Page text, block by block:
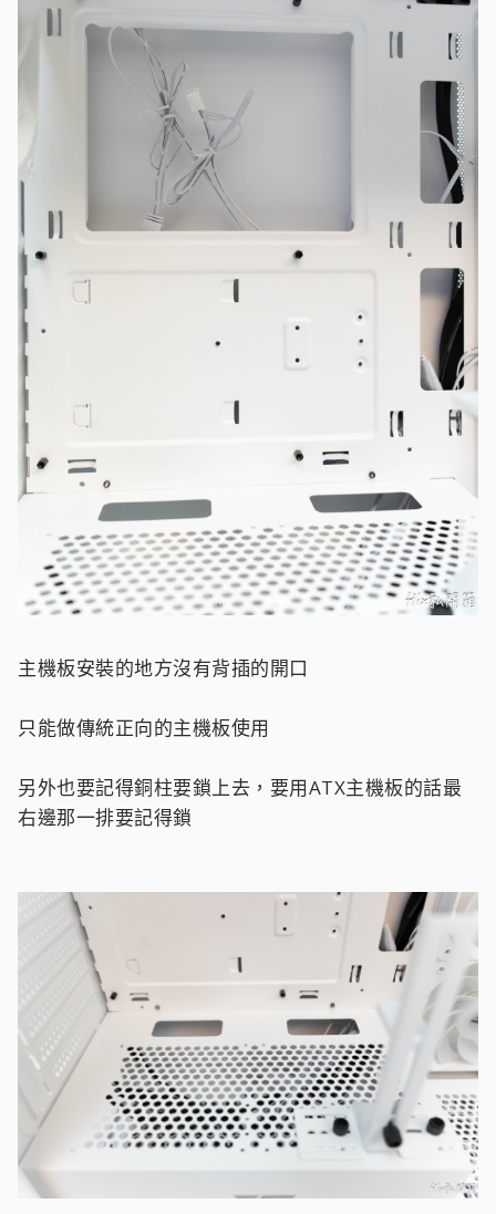
主機板安裝的地方沒有背插的開口
只能做傳統正向的主機板使用
另外也要記得銅柱要鎖上去，要用ATX主機板的話最
右邊那一排要記得鎖